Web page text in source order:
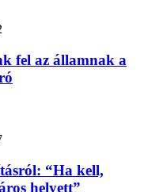
fel az államnak a
“Ha kell,
helyett”